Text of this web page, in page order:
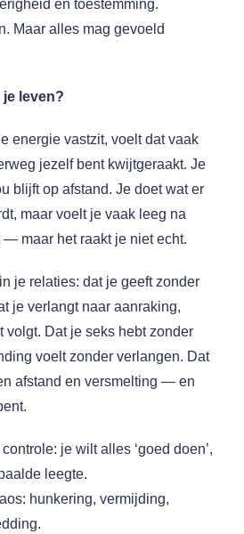
en toestemming.
Maar alles mag gevoeld
je leven?
energie vastzit, voelt dat vaak
jezelf bent kwijtgeraakt. Je
blijft op afstand. Je doet wat er
maar voelt je vaak leeg na
— maar het raakt je niet echt.
je relaties: dat je geeft zonder
je verlangt naar aanraking,
volgt. Dat je seks hebt zonder
voelt zonder verlangen. Dat
afstand en versmelting — en
je wilt alles ‘goed doen’,
leegte.
hunkering, vermijding,